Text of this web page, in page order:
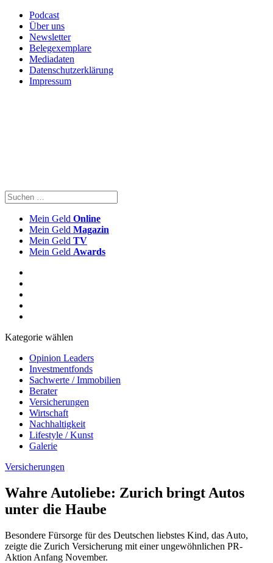
Podcast
Über uns
Newsletter
Belegexemplare
Mediadaten
Datenschutzerklärung
Impressum
Mein Geld Online
Mein Geld Magazin
Mein Geld TV
Mein Geld Awards
Kategorie wählen
Opinion Leaders
Investmentfonds
Sachwerte / Immobilien
Berater
Versicherungen
Wirtschaft
Nachhaltigkeit
Lifestyle / Kunst
Galerie
Versicherungen
Wahre Autoliebe: Zurich bringt Autos
unter die Haube
Besondere Fürsorge für des Deutschen liebstes Kind, das Auto,
zeigte die Zurich Versicherung mit einer ungewöhnlichen PR-
Aktion Anfang November.